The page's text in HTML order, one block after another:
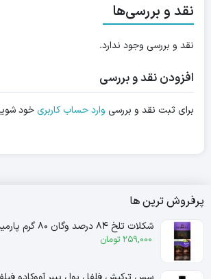
نقد و بررسی‌ها
نقد و بررسی وجود ندارد.
افزودن نقد و بررسی
برای ثبت نقد و بررسی وارد حساب کاربریخود
پرفروش ترین ها
شکلات تلخ ۸۴ درصد وگان ۸۰ گرم پارمیدا – parmida
259,000 تومان